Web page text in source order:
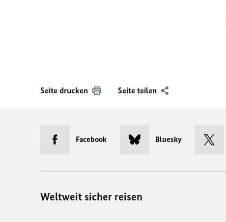
Seite drucken Seite teilen
Facebook Bluesky
Weltweit sicher reisen